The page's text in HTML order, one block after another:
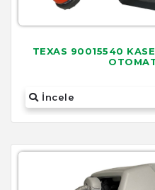
TEXAS 90015540
İncele